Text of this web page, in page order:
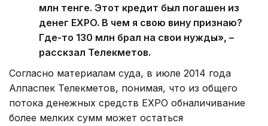
млн тенге. Этот кредит был погашен из
денег EXPO. В чем я свою вину признаю?
Где-то 130 млн брал на свои нужды», –
расскзал Телекметов.
Согласно материалам суда, в июле 2014 года
Алпаспек Телекметов, понимая, что из общего
потока денежных средств EXPO обналичивание
более мелких сумм может остаться